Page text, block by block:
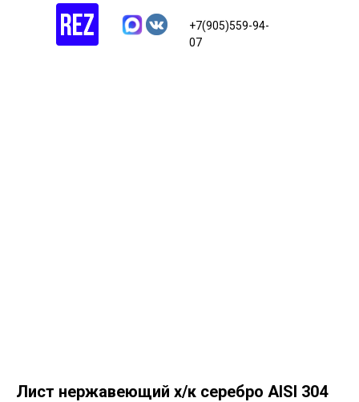
+7(905)559-94-
07
Лист нержавеющий х/к серебро AISI 304